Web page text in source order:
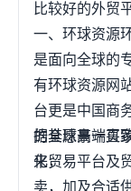
及配送无忧、无
言，该平台正处
台市场调研结果
每个月GMV（成
者提供高品质的
贸通道。创立于
秀。虽乃新晋之
点，又在老牌平
致力于打造一个
言，新的平台意
比较好的外贸
一、环球资源
是面向全球的
有环球资源网
台更是中国商
的全球高端买
来，
据其愿景一直
化贸易平台及
卖，加及合适